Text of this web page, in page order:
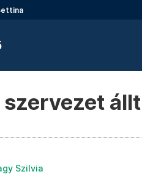
szervezet
Szilvia